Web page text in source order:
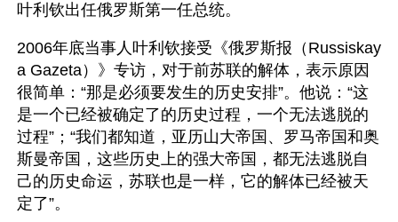
叶利钦出任俄罗斯第一任总统。
2006年底当事人叶利钦接受《俄罗斯报（Russiskay
a Gazeta）》专访，对于前苏联的解体，表示原因
很简单：“那是必须要发生的历史安排”。他说：“这
是一个已经被确定了的历史过程，一个无法逃脱的
过程”；“我们都知道，亚历山大帝国、罗马帝国和奥
斯曼帝国，这些历史上的强大帝国，都无法逃脱自
己的历史命运，苏联也是一样，它的解体已经被天
定了”。